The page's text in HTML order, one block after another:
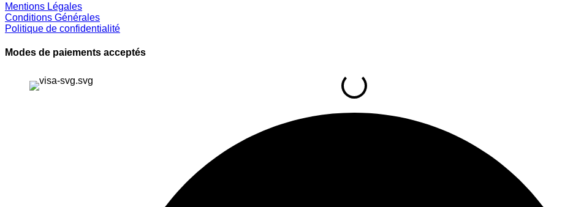
Mentions Légales
Conditions Générales
Politique de confidentialité
Modes de paiements acceptés